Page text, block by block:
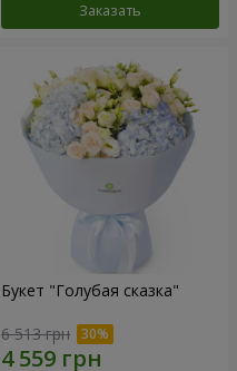
Заказать
Букет "Голубая сказка"
6 513 грн